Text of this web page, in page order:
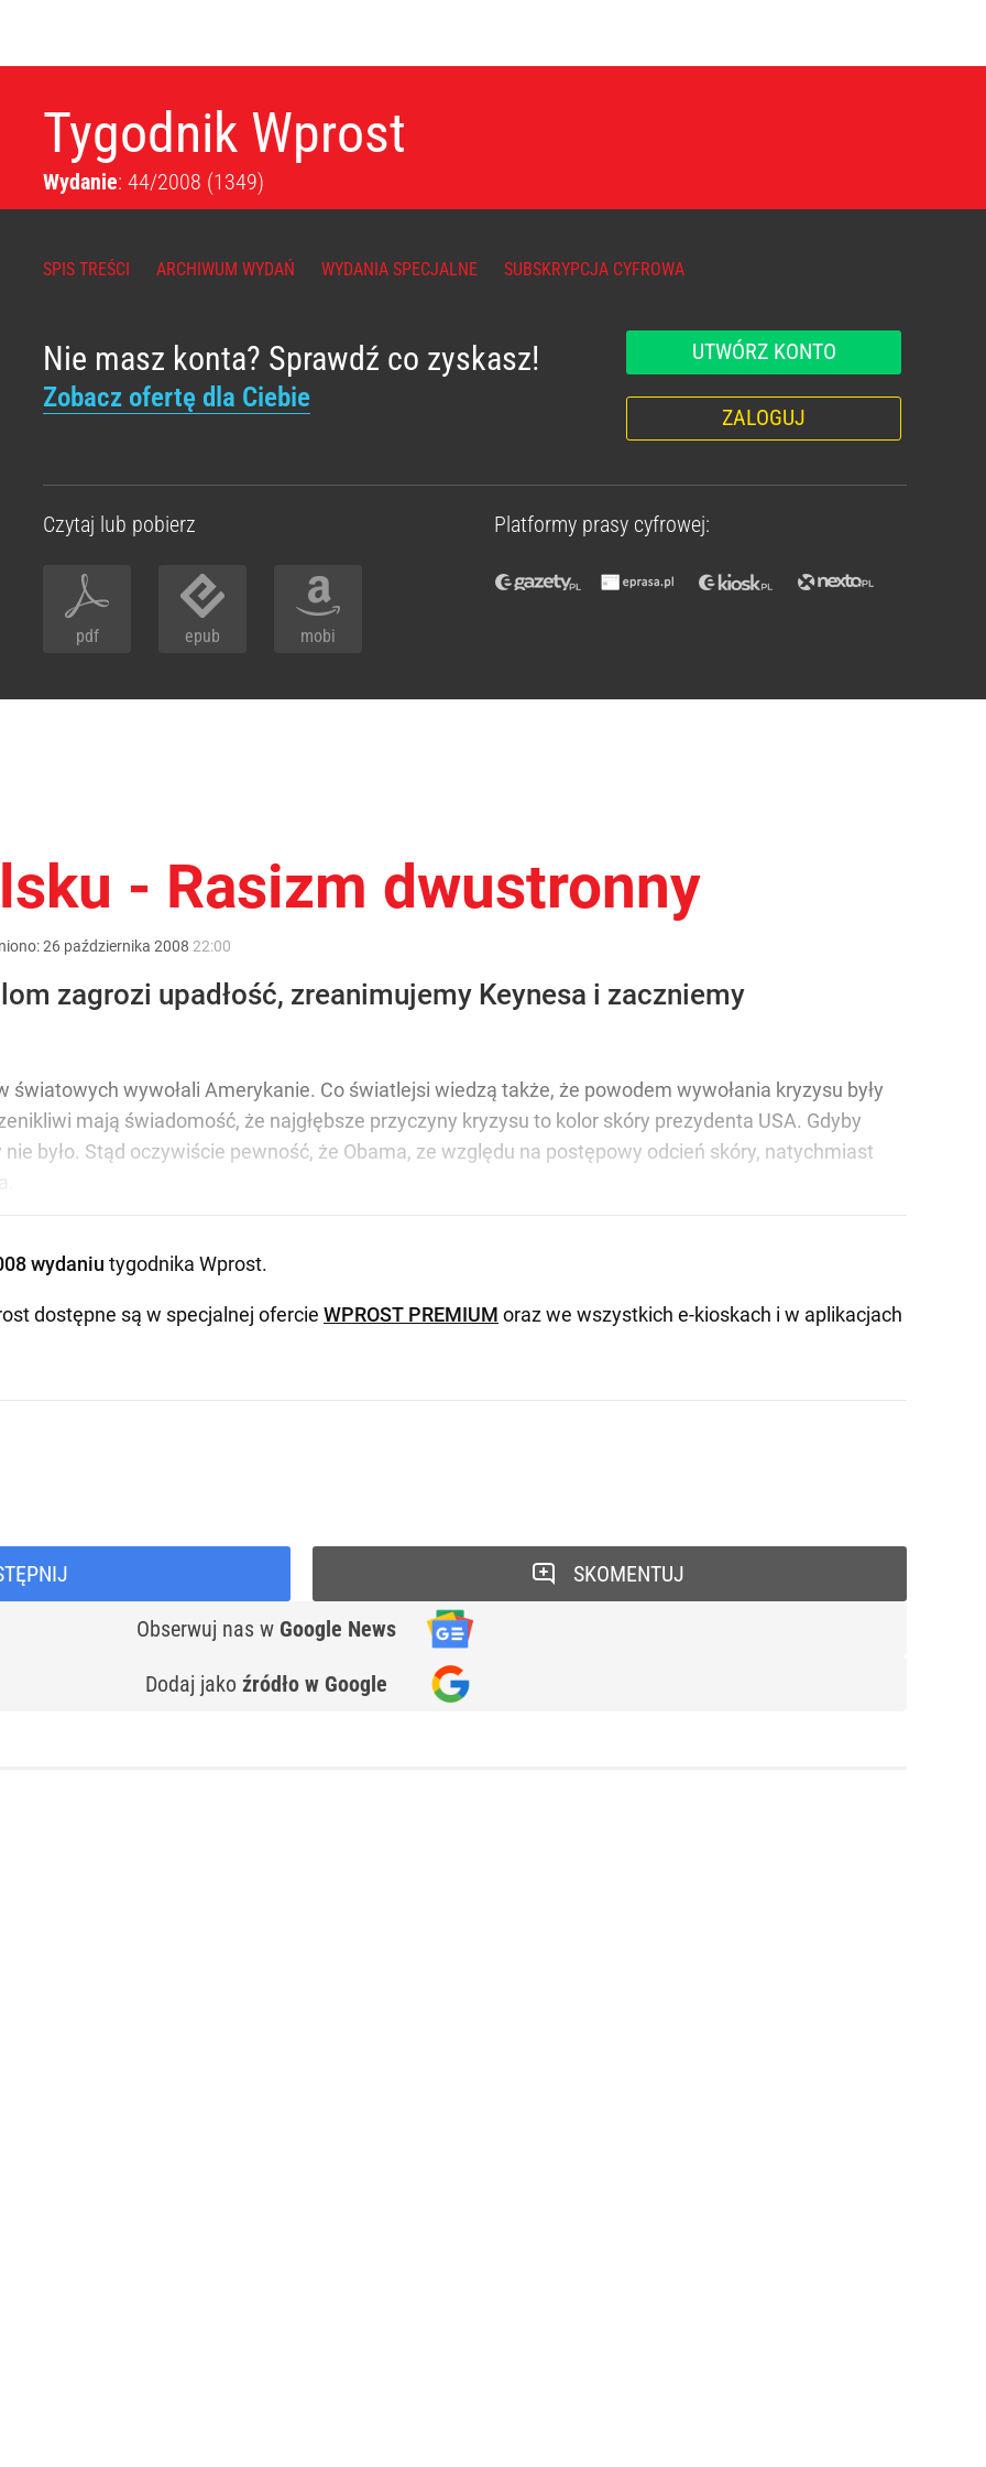
Tygodnik Wprost
Wydanie: 44/2008 (1349)
SPIS TREŚCI ARCHIWUM WYDAŃ WYDANIA SPECJALNE SUBSKRYPCJA CYFROWA
Nie masz konta? Sprawdź co zyskasz!
Zobacz ofertę dla Ciebie
UTWÓRZ KONTO
ZALOGUJ
Czytaj lub pobierz
pdf epub mobi
Platformy prasy cyfrowej:
- Rasizm dwustronny
26 października 2008 22:00
zagrozi upadłość, zreanimujemy Keynesa i zaczniemy
światowych wywołali Amerykanie. Co światlejsi wiedzą także, że powodem wywołania kryzysu były
mają świadomość, że najgłębsze przyczyny kryzysu to kolor skóry prezydenta USA. Gdyby
było. Stąd oczywiście pewność, że Obama, ze względu na postępowy odcień skóry, natychmiast
wydaniu tygodnika Wprost.
dostępne są w specjalnej ofercie WPROST PREMIUM oraz we wszystkich e-kioskach i w aplikacjach
Obserwuj nas w Google News
Dodaj jako źródło w Google
SKOMENTUJ